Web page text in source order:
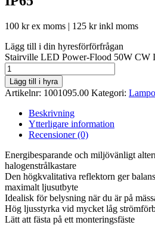
100 krex moms | 125 krinkl moms
Lägg till i din hyresförförfrågan
Stairville LED Power-Flood 50W CW
Lägg till i hyra
Artikelnr: 1001095.00 Kategori:
Beskrivning
Ytterligare information
Recensioner (0)
Energibesparande och miljövänligt
halogenstrålkastare
Den högkvalitativa reflektorn ger
maximalt ljusutbyte
Idealisk för belysning när du är på
Hög ljusstyrka vid mycket låg
Lätt att fästa på ett monteringsfäste